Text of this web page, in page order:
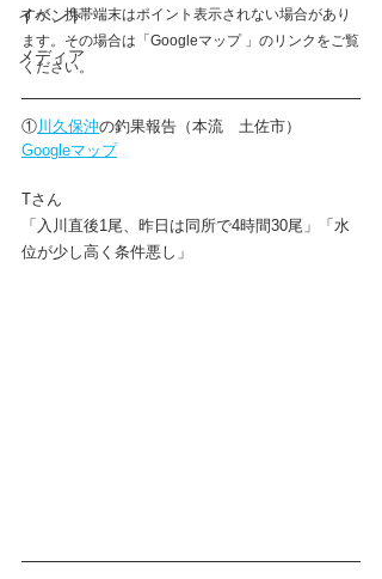
イベント
メディア
すが、携帯端末はポイント表示されない場合があり
ます。その場合は「Googleマップ 」のリンクをご覧
ください。
①川久保沖の釣果報告（本流　土佐市）
Googleマップ
Tさん
「入川直後1尾、昨日は同所で4時間30尾」「水
位が少し高く条件悪し」